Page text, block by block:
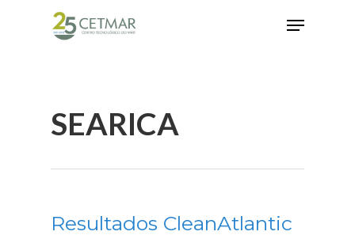
SEARICA
Resultados CleanAtlantic